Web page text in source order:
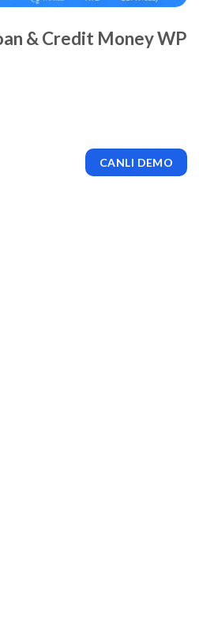
& Credit Money WP
CANLI DEMO